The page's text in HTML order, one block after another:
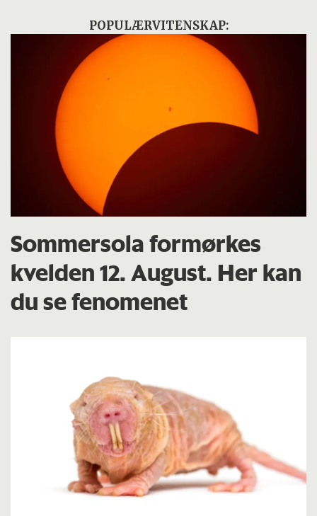
POPULÆRVITENSKAP:
Sommersola formørkes
kvelden 12. August. Her kan
du se fenomenet